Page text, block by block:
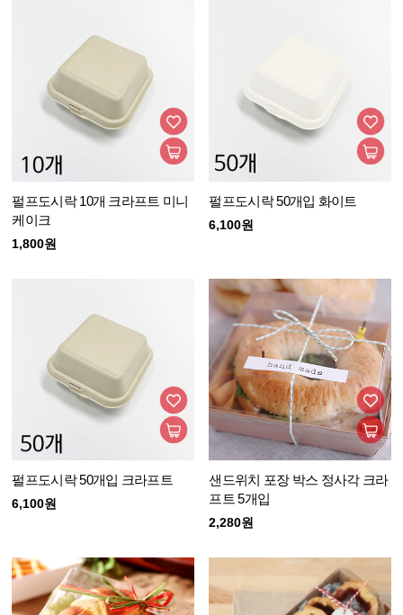
펄프도시락 10개 크라프트 미니
케이크
1,800원
펄프도시락 50개입 화이트
6,100원
펄프도시락 50개입 크라프트
6,100원
샌드위치 포장 박스 정사각 크라
프트 5개입
2,280원